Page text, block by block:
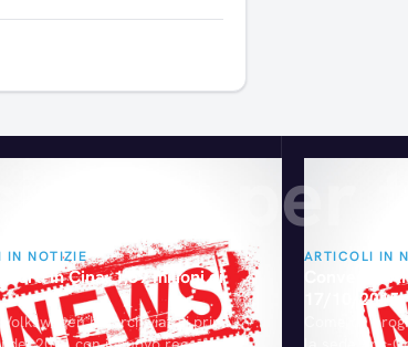
per te
IN NOTIZIE
in Cina: 1,69 milioni di
Volkswagen ha archiviato i primi
ARTICOLI IN
Convegno
17/10/2015
Come da